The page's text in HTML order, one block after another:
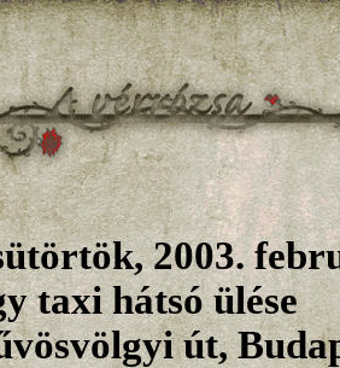
2003.
taxi hátsó ülése
út,